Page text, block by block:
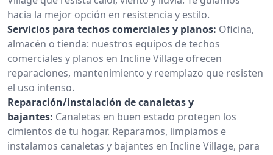
hacia la mejor opción en resistencia y estilo.
Servicios para techos comerciales y planos: Oficina,
almacén o tienda: nuestros equipos de techos
comerciales y planos en Incline Village ofrecen
reparaciones, mantenimiento y reemplazo que resisten
el uso intenso.
Reparación/instalación de canaletas y
bajantes: Canaletas en buen estado protegen los
cimientos de tu hogar. Reparamos, limpiamos e
instalamos canaletas y bajantes en Incline Village, para